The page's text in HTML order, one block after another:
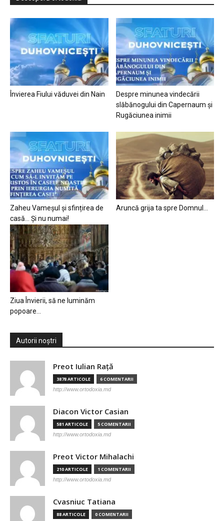
Învierea Fiului văduvei din Nain
Despre minunea vindecării
slăbănogului din Capernaum și
Rugăciunea inimii
Zaheu Vameșul și sfințirea de
casă… Și nu numai!
Aruncă grija ta spre Domnul…
Ziua Învierii, să ne luminăm
popoare…
Autorii noștri
Preot Iulian Raţă
3878 ARTICOLE 6 COMENTARII
http://www.ortodoxia.md
Diacon Victor Casian
581 ARTICOLE 5 COMENTARII
http://www.ortodoxia.md
Preot Victor Mihalachi
210 ARTICOLE 1 COMENTARII
http://www.ortodoxia.md
Cvasniuc Tatiana
88 ARTICOLE 0 COMENTARII